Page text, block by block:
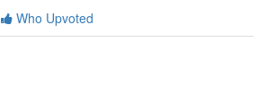
Who Upvoted